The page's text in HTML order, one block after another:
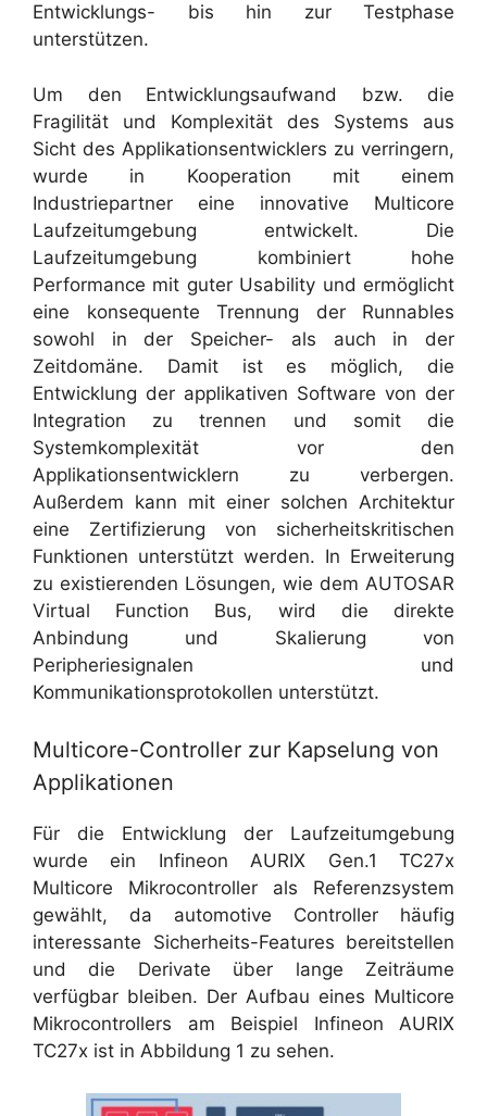
Entwicklungs- bis hin zur Testphase
unterstützen.
Um den Entwicklungsaufwand bzw. die
Fragilität und Komplexität des Systems aus
Sicht des Applikationsentwicklers zu verringern,
wurde in Kooperation mit einem
Industriepartner eine innovative Multicore
Laufzeitumgebung entwickelt. Die
Laufzeitumgebung kombiniert hohe
Performance mit guter Usability und ermöglicht
eine konsequente Trennung der Runnables
sowohl in der Speicher- als auch in der
Zeitdomäne. Damit ist es möglich, die
Entwicklung der applikativen Software von der
Integration zu trennen und somit die
Systemkomplexität vor den
Applikationsentwicklern zu verbergen.
Außerdem kann mit einer solchen Architektur
eine Zertifizierung von sicherheitskritischen
Funktionen unterstützt werden. In Erweiterung
zu existierenden Lösungen, wie dem AUTOSAR
Virtual Function Bus, wird die direkte
Anbindung und Skalierung von
Peripheriesignalen und
Kommunikationsprotokollen unterstützt.
Multicore-Controller zur Kapselung von
Applikationen
Für die Entwicklung der Laufzeitumgebung
wurde ein Infineon AURIX Gen.1 TC27x
Multicore Mikrocontroller als Referenzsystem
gewählt, da automotive Controller häufig
interessante Sicherheits-Features bereitstellen
und die Derivate über lange Zeiträume
verfügbar bleiben. Der Aufbau eines Multicore
Mikrocontrollers am Beispiel Infineon AURIX
TC27x ist in Abbildung 1 zu sehen.